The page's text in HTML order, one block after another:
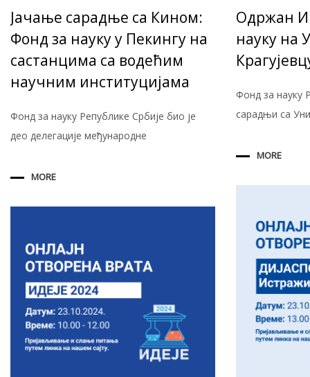
Јачање сарадње са Кином:
Фонд за науку у Пекингу на
састанцима са водећим
научним институцијама
Фонд за науку Републике Србије био је
део делегације међународне
MORE
Одржан
науку на
Фонд за науку
сарадњи са
MORE